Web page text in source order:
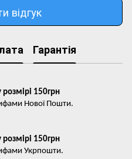
відгук
Гарантія
150грн
Нової Пошти.
150грн
Укрпошти.